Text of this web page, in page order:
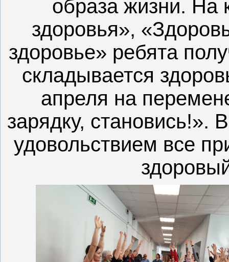
образа жизни. На
здоровья»,
здоровье» ребята
складывается
апреля на
зарядку, становись!».
удовольствием все